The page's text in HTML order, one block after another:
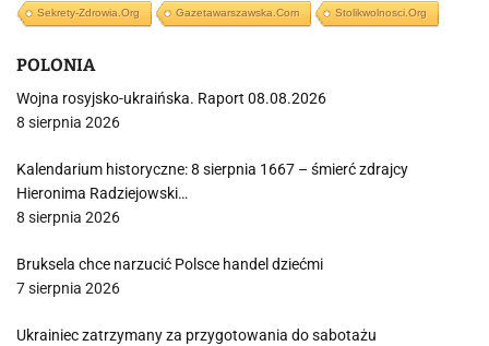
Sekrety-Zdrowia.org Gazetawarszawska.com Stolikwolnosci.org
POLONIA
Wojna rosyjsko-ukraińska. Raport 08.08.2026
8 sierpnia 2026
Kalendarium historyczne: 8 sierpnia 1667 – śmierć zdrajcy
Hieronima Radziejowski…
8 sierpnia 2026
Bruksela chce narzucić Polsce handel dziećmi
7 sierpnia 2026
Ukrainiec zatrzymany za przygotowania do sabotażu